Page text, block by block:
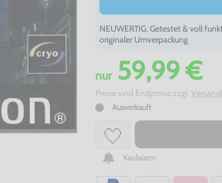
NEUWERTIG. Getestet & voll
originaler Umverpackung
nur59,99 €
Preise sind Endpreise zzgl.
Ausverkauft
Kaufalarm